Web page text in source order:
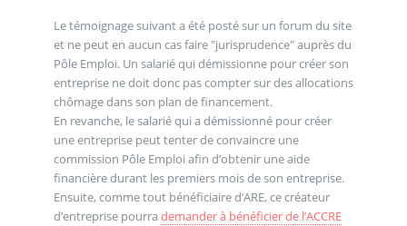
Le témoignage suivant a été posté sur un forum du site
et ne peut en aucun cas faire "jurisprudence" auprès du
Pôle Emploi. Un salarié qui démissionne pour créer son
entreprise ne doit donc pas compter sur des allocations
chômage dans son plan de financement.
En revanche, le salarié qui a démissionné pour créer
une entreprise peut tenter de convaincre une
commission Pôle Emploi afin d’obtenir une aide
financière durant les premiers mois de son entreprise.
Ensuite, comme tout bénéficiaire d’ARE, ce créateur
d’entreprise pourra demander à bénéficier de l’ACCRE